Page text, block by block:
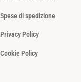
Spese di spedizione
Privacy Policy
Cookie Policy